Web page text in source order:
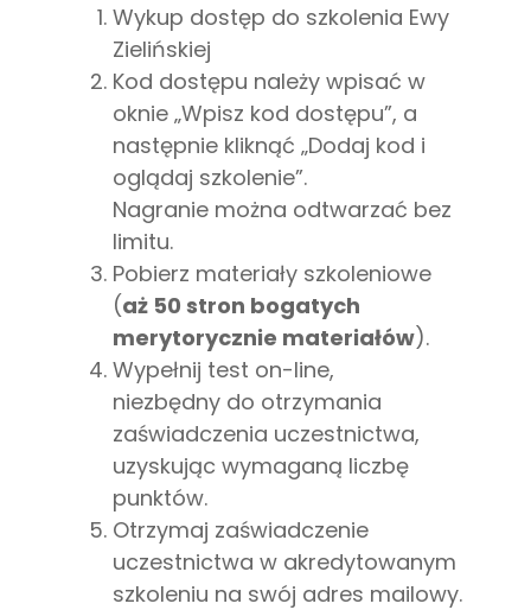
Wykup dostęp do szkolenia Ewy
Zielińskiej
Kod dostępu należy wpisać w
oknie „Wpisz kod dostępu”, a
następnie kliknąć „Dodaj kod i
oglądaj szkolenie”.
Nagranie można odtwarzać bez
limitu.
Pobierz materiały szkoleniowe
(aż 50 stron bogatych
merytorycznie materiałów).
Wypełnij test on-line,
niezbędny do otrzymania
zaświadczenia uczestnictwa,
uzyskując wymaganą liczbę
punktów.
Otrzymaj zaświadczenie
uczestnictwa w akredytowanym
szkoleniu na swój adres mailowy.